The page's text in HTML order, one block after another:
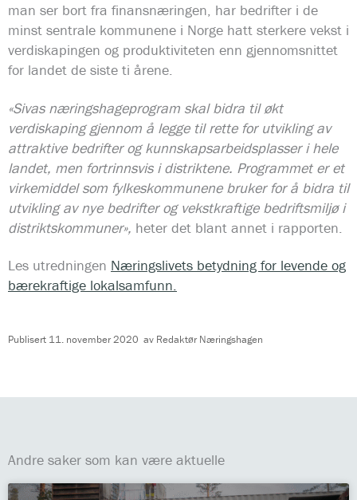
man ser bort fra finansnæringen, har bedrifter i de
minst sentrale kommunene i Norge hatt sterkere vekst i
verdiskapingen og produktiviteten enn gjennomsnittet
for landet de siste ti årene.
«Sivas næringshageprogram skal bidra til økt
verdiskaping gjennom å legge til rette for utvikling av
attraktive bedrifter og kunnskapsarbeidsplasser i hele
landet, men fortrinnsvis i distriktene. Programmet er et
virkemiddel som fylkeskommunene bruker for å bidra til
utvikling av nye bedrifter og vekstkraftige bedriftsmiljø i
distriktskommuner», heter det blant annet i rapporten.
Les utredningen Næringslivets betydning for levende og
bærekraftige lokalsamfunn.
Publisert 11. november 2020 av Redaktør Næringshagen
Andre saker som kan være aktuelle